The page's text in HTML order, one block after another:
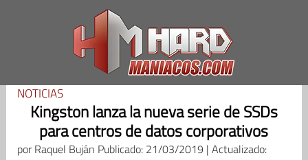
NOTICIAS
Kingston lanza la nueva serie de SSDs
para centros de datos corporativos
porRaquel Buján Publicado: 21/03/2019 | Actualizado: